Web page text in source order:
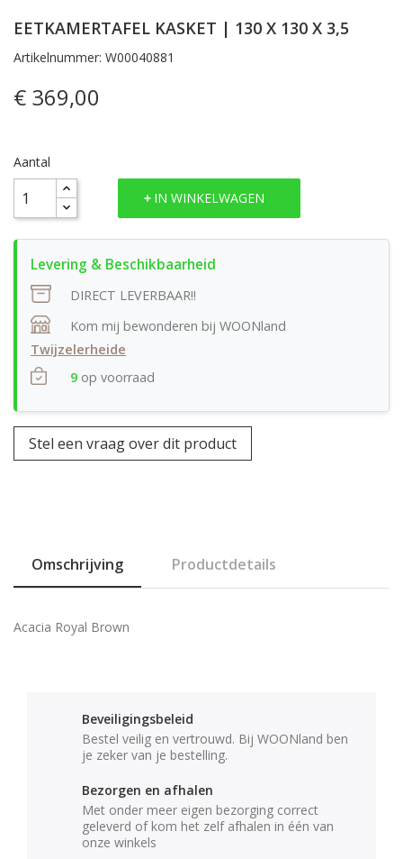
EETKAMERTAFEL KASKET | 130 X 130 X 3,5
Artikelnummer: W00040881
€ 369,00
Aantal
IN WINKELWAGEN
DIRECT LEVERBAAR!!
Kom mij bewonderen bij WOONland
Twijzelerheide
9 op voorraad
Stel een vraag over dit product
Omschrijving Productdetails
Acacia Royal Brown
Beveiligingsbeleid
Bestel veilig en vertrouwd. Bij WOONland ben
je zeker van je bestelling.
Bezorgen en afhalen
Met onder meer eigen bezorging correct
geleverd of kom het zelf afhalen in één van
onze winkels